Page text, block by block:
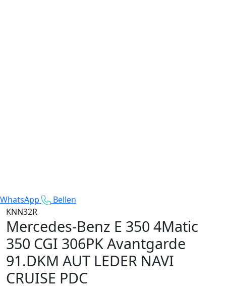
WhatsApp
Bellen
KNN32R
Mercedes-Benz E 350 4Matic
350 CGI 306PK Avantgarde
91.DKM AUT LEDER NAVI
CRUISE PDC